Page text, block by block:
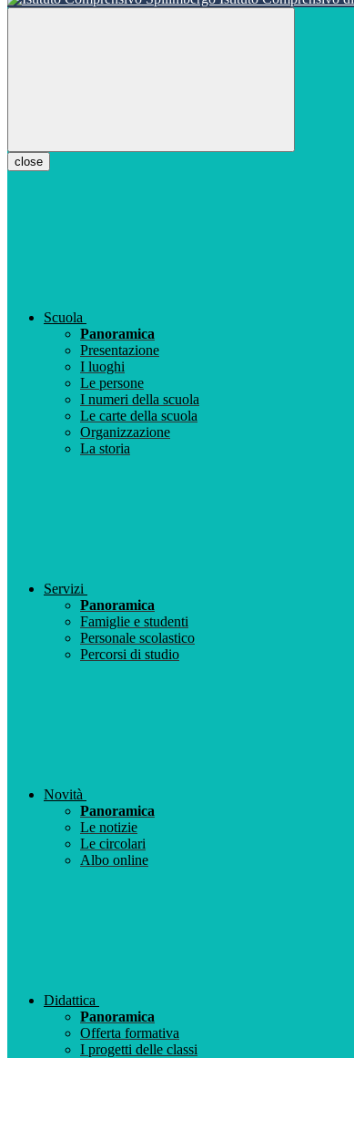
close
Scuola
Panoramica
Presentazione
I luoghi
Le persone
I numeri della scuola
Le carte della scuola
Organizzazione
La storia
Servizi
Panoramica
Famiglie e studenti
Personale scolastico
Percorsi di studio
Novità
Panoramica
Le notizie
Le circolari
Albo online
Didattica
Panoramica
Offerta formativa
I progetti delle classi